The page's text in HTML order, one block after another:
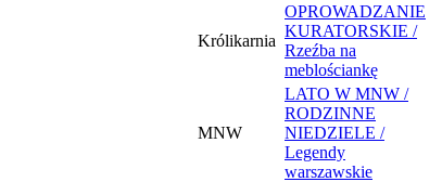
Królikarnia
OPROWADZANIE
KURATORSKIE /
Rzeźba na
meblościankę
MNW
LATO W MNW /
RODZINNE
NIEDZIELE /
Legendy
warszawskie